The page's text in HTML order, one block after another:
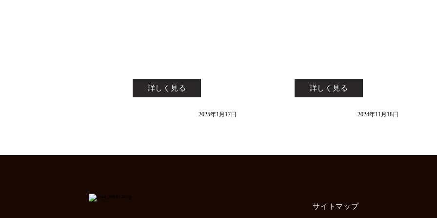
詳しく見る
2025年1月17日
詳しく見る
2024年11月18日
サイトマップ